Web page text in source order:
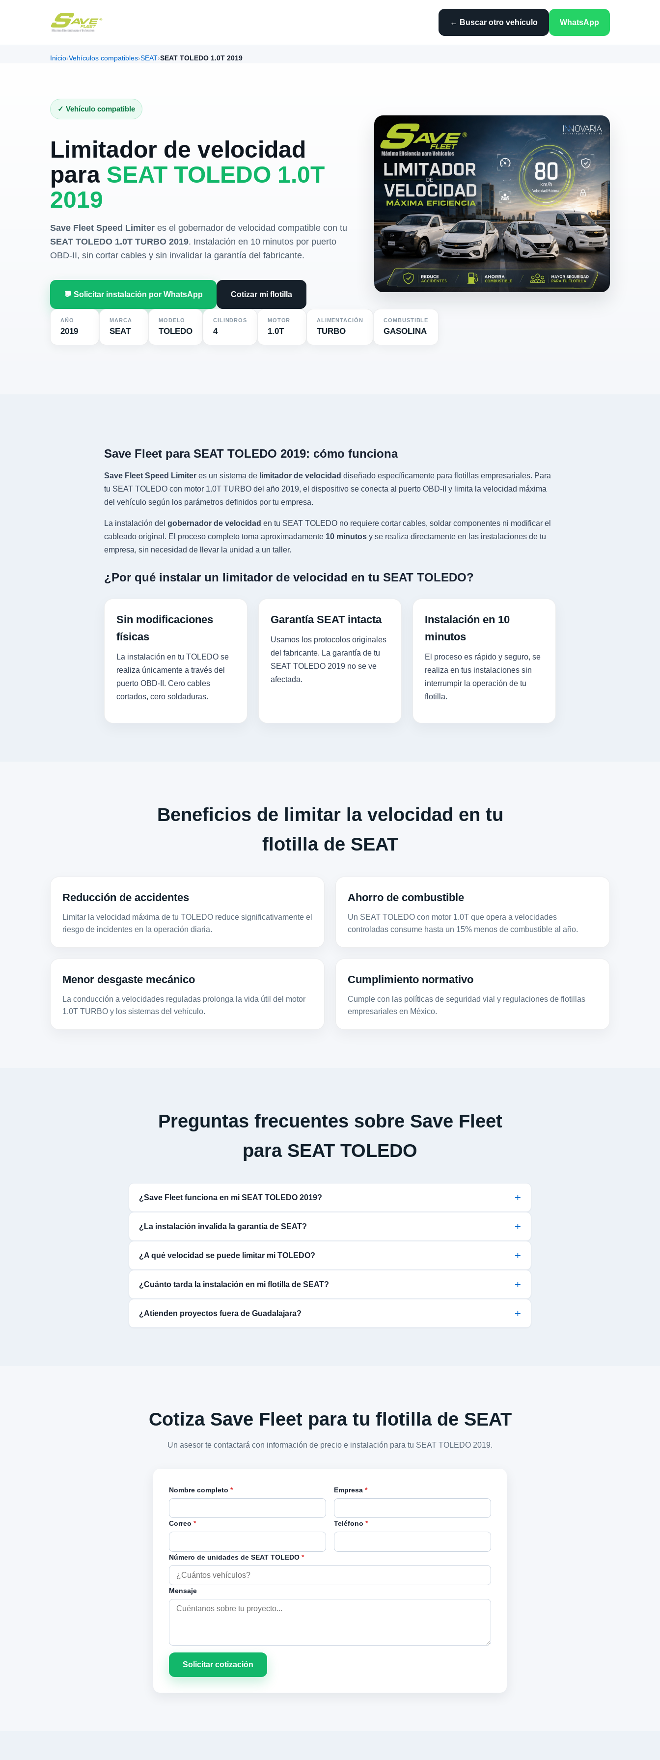
← Buscar otro vehículo WhatsApp
Inicio›Vehículos compatibles›SEAT›SEAT TOLEDO 1.0T 2019
✓ Vehículo compatible
Limitador de velocidad
para SEAT TOLEDO 1.0T
2019
Save Fleet Speed Limiter es el gobernador de velocidad compatible con tu
SEAT TOLEDO 1.0T TURBO 2019. Instalación en 10 minutos por puerto
OBD-II, sin cortar cables y sin invalidar la garantía del fabricante.
💬 Solicitar instalación por WhatsApp Cotizar mi flotilla
AÑO
2019
MARCA
SEAT
MODELO
TOLEDO
CILINDROS
4
MOTOR
1.0T
ALIMENTACIÓN
TURBO
COMBUSTIBLE
GASOLINA
Save Fleet para SEAT TOLEDO 2019: cómo funciona
Save Fleet Speed Limiter es un sistema de limitador de velocidad diseñado específicamente para flotillas empresariales. Para
tu SEAT TOLEDO con motor 1.0T TURBO del año 2019, el dispositivo se conecta al puerto OBD-II y limita la velocidad máxima
del vehículo según los parámetros definidos por tu empresa.
La instalación del gobernador de velocidad en tu SEAT TOLEDO no requiere cortar cables, soldar componentes ni modificar el
cableado original. El proceso completo toma aproximadamente 10 minutos y se realiza directamente en las instalaciones de tu
empresa, sin necesidad de llevar la unidad a un taller.
¿Por qué instalar un limitador de velocidad en tu SEAT TOLEDO?
Sin modificaciones
físicas
La instalación en tu TOLEDO se
realiza únicamente a través del
puerto OBD-II. Cero cables
cortados, cero soldaduras.
Garantía SEAT intacta
Usamos los protocolos originales
del fabricante. La garantía de tu
SEAT TOLEDO 2019 no se ve
afectada.
Instalación en 10
minutos
El proceso es rápido y seguro, se
realiza en tus instalaciones sin
interrumpir la operación de tu
flotilla.
Beneficios de limitar la velocidad en tu
flotilla de SEAT
Reducción de accidentes
Limitar la velocidad máxima de tu TOLEDO reduce significativamente el
riesgo de incidentes en la operación diaria.
Ahorro de combustible
Un SEAT TOLEDO con motor 1.0T que opera a velocidades
controladas consume hasta un 15% menos de combustible al año.
Menor desgaste mecánico
La conducción a velocidades reguladas prolonga la vida útil del motor
1.0T TURBO y los sistemas del vehículo.
Cumplimiento normativo
Cumple con las políticas de seguridad vial y regulaciones de flotillas
empresariales en México.
Preguntas frecuentes sobre Save Fleet
para SEAT TOLEDO
¿Save Fleet funciona en mi SEAT TOLEDO 2019?
¿La instalación invalida la garantía de SEAT?
¿A qué velocidad se puede limitar mi TOLEDO?
¿Cuánto tarda la instalación en mi flotilla de SEAT?
¿Atienden proyectos fuera de Guadalajara?
Cotiza Save Fleet para tu flotilla de SEAT
Un asesor te contactará con información de precio e instalación para tu SEAT TOLEDO 2019.
Nombre completo * Empresa *
Correo * Teléfono *
Número de unidades de SEAT TOLEDO *
Mensaje
Solicitar cotización